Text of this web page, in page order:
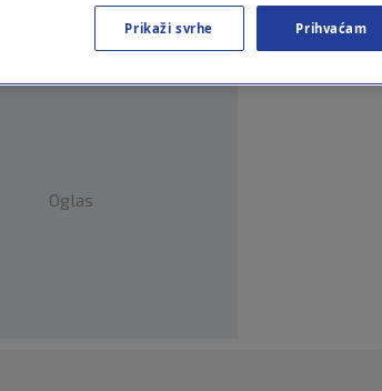
pregleda automobila.Pročitaj
Oglas
Prikaži svrhe Prihvaćam